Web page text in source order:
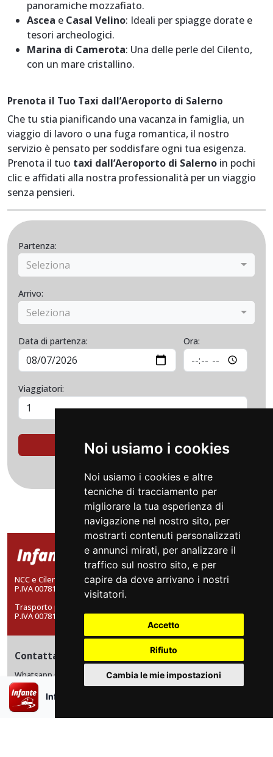
Noi usiamo i cookies
Noi usiamo i cookies e altre
tecniche di tracciamento per
migliorare la tua esperienza di
navigazione nel nostro sito, per
mostrarti contenuti personalizzati
e annunci mirati, per analizzare il
traffico sul nostro sito, e per
capire da dove arrivano i nostri
visitatori.
Accetto
Rifiuto
Cambia le mie impostazioni
panoramiche mozzafiato.
Ascea e Casal Velino: Ideali per spiagge dorate e
tesori archeologici.
Marina di Camerota: Una delle perle del Cilento,
con un mare cristallino.
Prenota il Tuo Taxi dall’Aeroporto di Salerno
Che tu stia pianificando una vacanza in famiglia, un
viaggio di lavoro o una fuga romantica, il nostro
servizio è pensato per soddisfare ogni tua esigenza.
Prenota il tuo taxi dall’Aeroporto di Salerno in pochi
clic e affidati alla nostra professionalità per un viaggio
senza pensieri.
Partenza:
Seleziona
Arrivo:
Seleziona
Data di partenza: Ora:
Viaggiatori:
CERCA SOLUZIONI
NCC e CilentoBus: FRATELLI INFANTE SRL a socio unico
P.IVA 00781610654.
Trasporto pubblico locale: INFANTE A. RAFFAELE SRL a socio unico
P.IVA 00781600655
Contattaci
Whatsapp +39 0974 198 4230
info@infantebus.it
Infante Bus APP